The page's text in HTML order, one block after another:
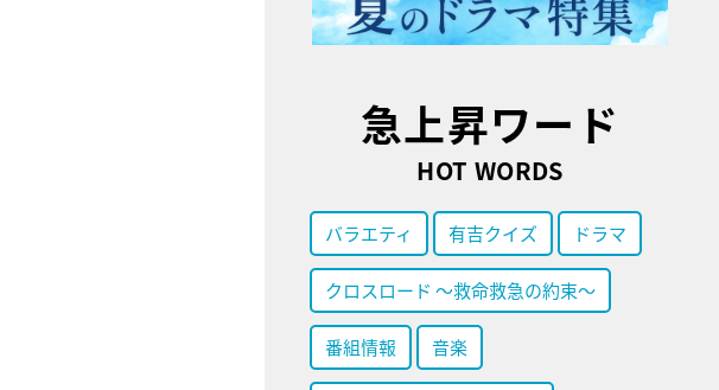
急上昇ワード
HOT WORDS
バラエティ 有吉クイズ ドラマ
クロスロード ～救命救急の約束～
番組情報 音楽